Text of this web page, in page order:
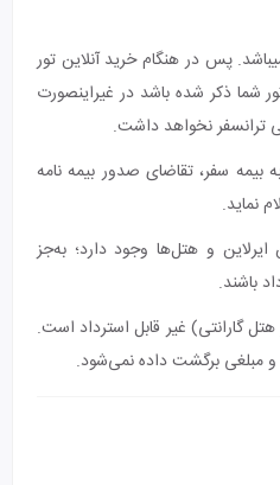
پس در هنگام خرید آنلاین تور
شما ذکر شده باشد در غیراینصورت
ترانسفر نخواهد داشت.
بیمه سفر، تقاضای صدور بیمه نامه
نماید.
ایرلاین و هتل‌ها وجود دارد؛ به‌جز
باشند.
هتل گارانتی) غیر قابل استرداد است.
و مبلغی برگشت داده نمی‌شود.